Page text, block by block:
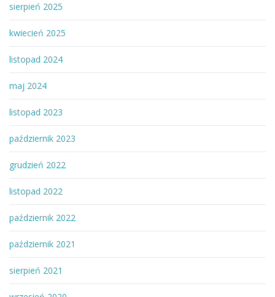
sierpień 2025
kwiecień 2025
listopad 2024
maj 2024
listopad 2023
październik 2023
grudzień 2022
listopad 2022
październik 2022
październik 2021
sierpień 2021